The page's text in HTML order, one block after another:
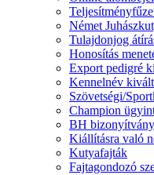
Német
Tulajdonjog
Honosítás
Export pedigré
Kennelnév
Szövetségi/
Champion
BH
Kiállításra való
Kutyafajták
Fajtagondozó